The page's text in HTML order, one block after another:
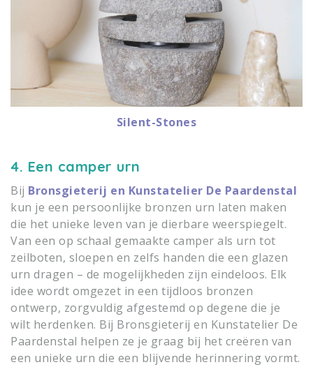
Silent-Stones
4. Een camper urn
Bij Bronsgieterij en Kunstatelier De Paardenstal
kun je een persoonlijke bronzen urn laten maken
die het unieke leven van je dierbare weerspiegelt.
Van een op schaal gemaakte camper als urn tot
zeilboten, sloepen en zelfs handen die een glazen
urn dragen – de mogelijkheden zijn eindeloos. Elk
idee wordt omgezet in een tijdloos bronzen
ontwerp, zorgvuldig afgestemd op degene die je
wilt herdenken. Bij Bronsgieterij en Kunstatelier De
Paardenstal helpen ze je graag bij het creëren van
een unieke urn die een blijvende herinnering vormt.